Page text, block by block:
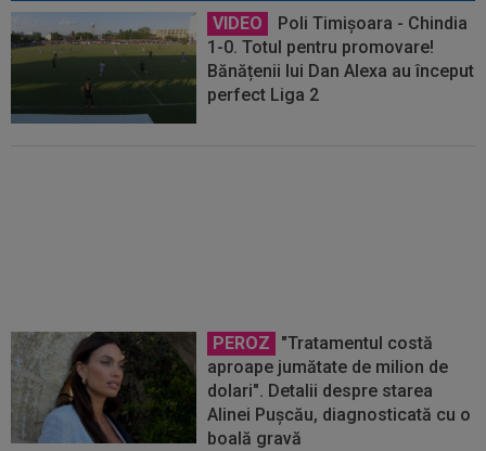
VIDEO
Poli Timișoara - Chindia
1-0. Totul pentru promovare!
Bănățenii lui Dan Alexa au început
perfect Liga 2
PEROZ
"Tratamentul costă
aproape jumătate de milion de
dolari". Detalii despre starea
Alinei Pușcău, diagnosticată cu o
boală gravă